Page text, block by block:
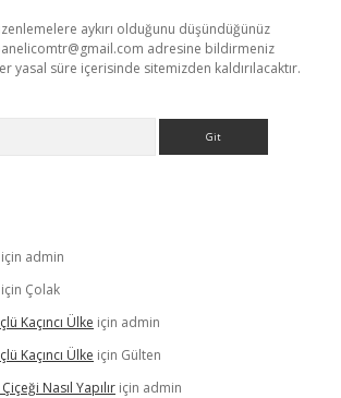
aykırı olduğunu düşündüğünüz
adresine bildirmeniz
yasal süre içerisinde sitemizden kaldırılacaktır.
için admin
için Çolak
Kaçıncı Ülke için admin
Kaçıncı Ülke için Gülten
Nasıl Yapılır için admin